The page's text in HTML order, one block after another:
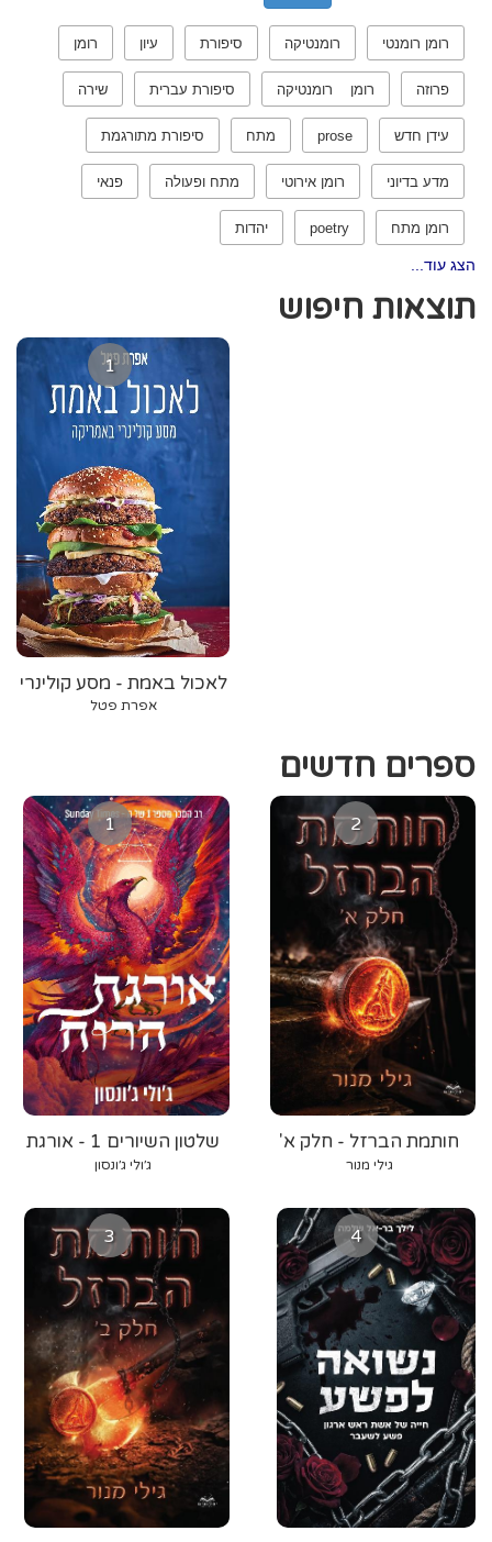
רומן רומנטי רומנטיקה סיפורת עיון רומן
פרוזה רומן רומנטיקה סיפורת עברית שירה
עידן חדש prose מתח סיפורת מתורגמת
מדע בדיוני רומן אירוטי מתח ופעולה פנאי
רומן מתח poetry יהדות
הצג עוד...
תוצאות חיפוש
1
לאכול באמת - מסע קולינרי
באמריקה
אפרת פטל
ספרים חדשים
1
שלטון השיורים 1 - אורגת
הרוח
ג׳ולי ג׳ונסון
2
חותמת הברזל - חלק א'
גילי מנור
3 4